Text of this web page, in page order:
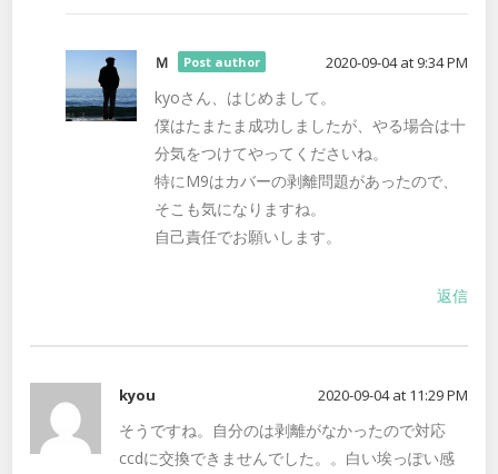
Ｍ Post author 2020-09-04 at 9:34 PM
kyoさん、はじめまして。
僕はたまたま成功しましたが、やる場合は十
分気をつけてやってくださいね。
特にM9はカバーの剥離問題があったので、
そこも気になりますね。
自己責任でお願いします。
返信
kyou 2020-09-04 at 11:29 PM
そうですね。自分のは剥離がなかったので対応
ccdに交換できませんでした。。白い埃っぽい感